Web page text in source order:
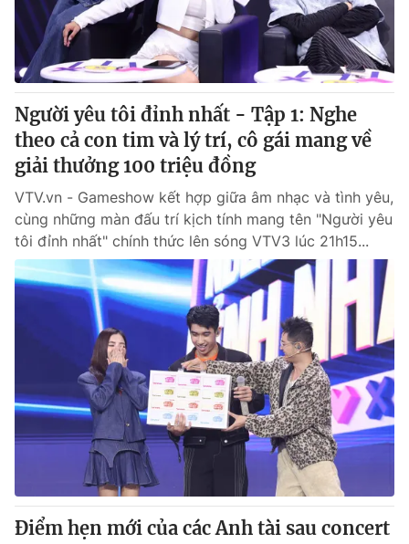
Người yêu tôi đỉnh nhất - Tập 1: Nghe
theo cả con tim và lý trí, cô gái mang về
giải thưởng 100 triệu đồng
VTV.vn - Gameshow kết hợp giữa âm nhạc và tình yêu,
cùng những màn đấu trí kịch tính mang tên "Người yêu
tôi đỉnh nhất" chính thức lên sóng VTV3 lúc 21h15...
Điểm hẹn mới của các Anh tài sau concert